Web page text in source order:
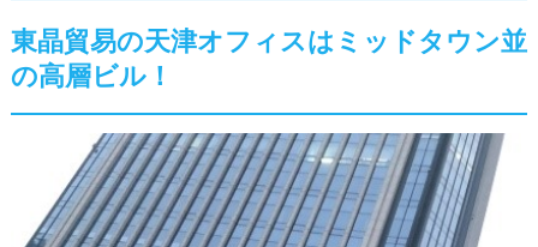
東晶貿易の天津オフィスはミッドタウン並
の高層ビル！